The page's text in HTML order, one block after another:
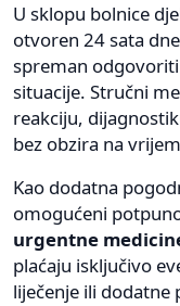
U sklopu bolnice
otvoren 24 sata
spreman
situacije. Stručni
reakciju,
bez obzira na
Kao dodatna
omogućeni
urgentne
plaćaju isključivo
liječenje ili dodatne